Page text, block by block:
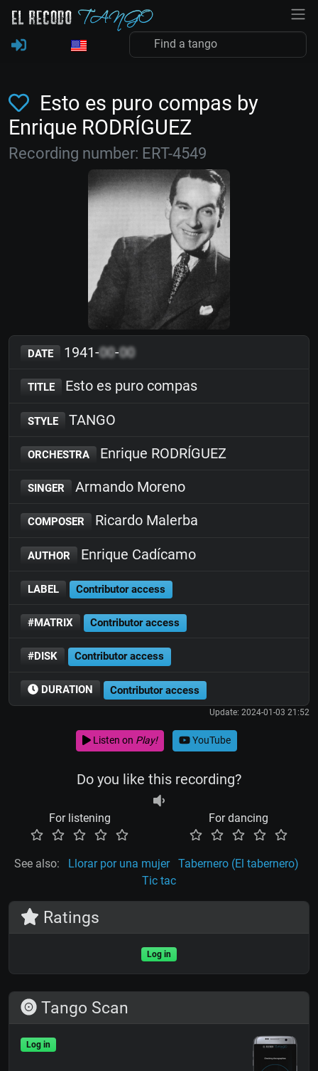
Esto es puro compas by
Enrique RODRÍGUEZ
Recording number: ERT-4549
DATE 1941-00-00
TITLE Esto es puro compas
STYLE TANGO
ORCHESTRA Enrique RODRÍGUEZ
SINGER Armando Moreno
COMPOSER Ricardo Malerba
AUTHOR Enrique Cadícamo
LABEL Contributor access
#MATRIX Contributor access
#DISK Contributor access
DURATION Contributor access
Update: 2024-01-03 21:52
Listen on Play! YouTube
Do you like this recording?
For listening For dancing
See also: Llorar por una mujer
Tabernero (El tabernero)
Tic tac
Ratings
Log in
Tango Scan
Log in